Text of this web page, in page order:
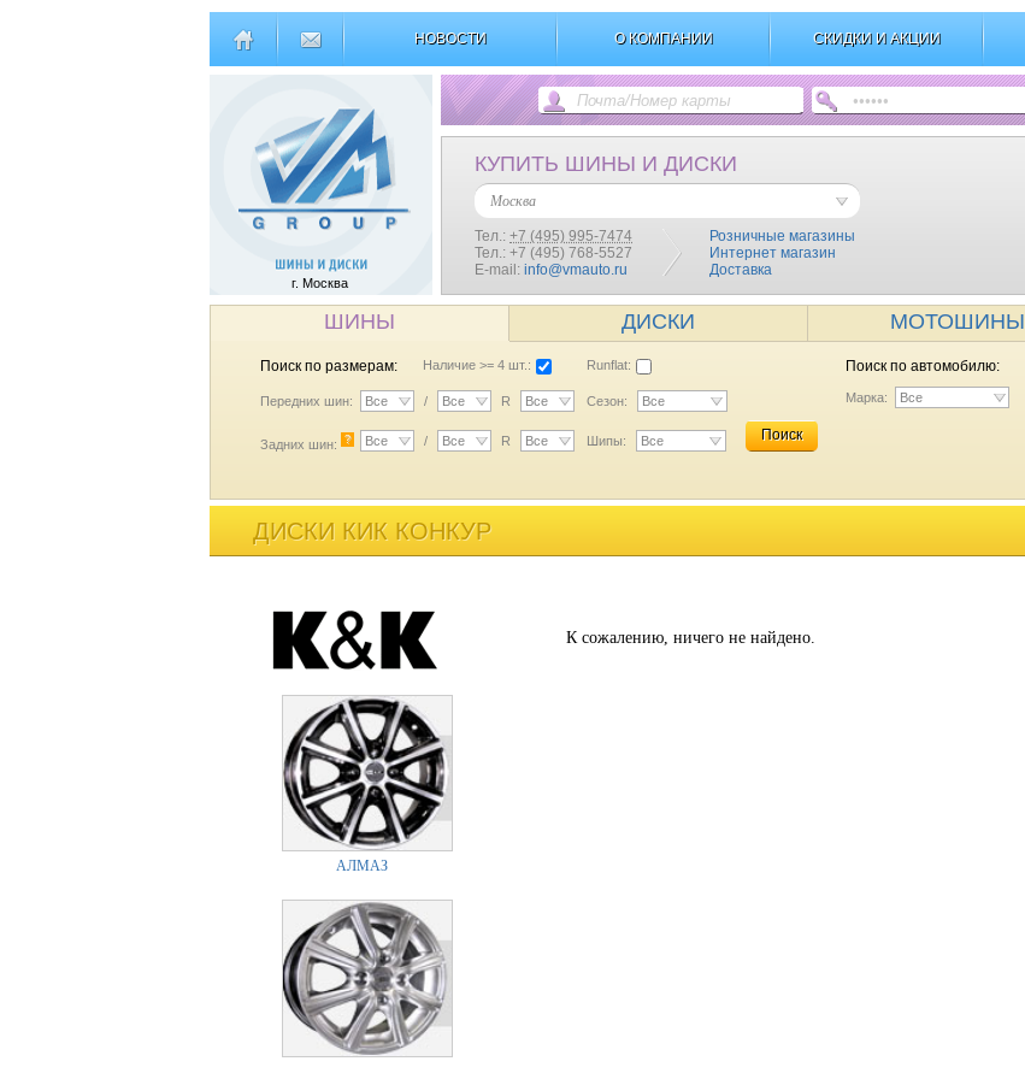
НОВОСТИ О КОМПАНИИ СКИДКИ И АКЦИИ
г. Москва
КУПИТЬ ШИНЫ И ДИСКИ
Москва
Тел.: +7 (495) 995-7474
Тел.: +7 (495) 768-5527
E-mail: info@vmauto.ru
Розничные магазины
Интернет магазин
Доставка
ШИНЫ ДИСКИ МОТОШИНЫ
Поиск по размерам: Наличие >= 4 шт.: Runflat:
Передних шин: Все / Все R Все Сезон: Все
Задних шин: ? Все / Все R Все Шипы: Все Поиск
Поиск по автомобилю:
Марка: Все
ДИСКИ КИК КОНКУР
АЛМАЗ
К сожалению, ничего не найдено.